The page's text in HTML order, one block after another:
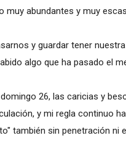
muy abundantes y muy
y guardar tener
algo que ha pasado el
26, las caricias y
y mi regla continuo
también sin penetración ni